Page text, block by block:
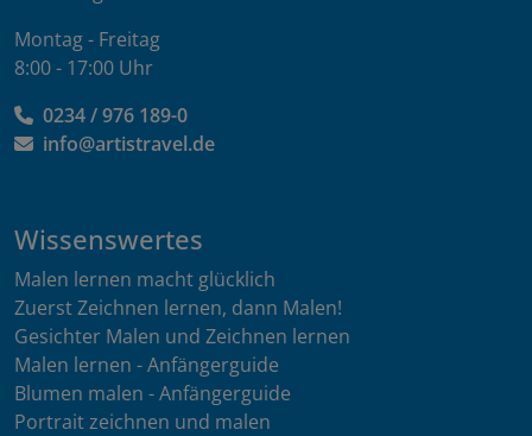
Montag - Freitag
8:00 - 17:00 Uhr
0234 / 976 189-0
info@artistravel.de
Wissenswertes
Malen lernen macht glücklich
Zuerst Zeichnen lernen, dann Malen!
Gesichter Malen und Zeichnen lernen
Malen lernen - Anfängerguide
Blumen malen - Anfängerguide
Portrait zeichnen und malen